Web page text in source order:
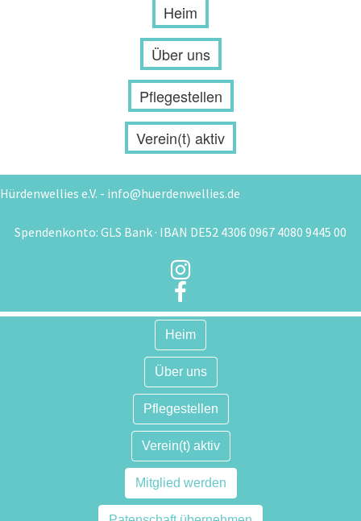
Heim
Über uns
Pflegestellen
Verein(t) aktiv
Hürdenwellies e.V. - info@huerdenwellies.de
Spendenkonto: GLS Bank · IBAN DE52 4306 0967 4080 9445 00


Heim
Über uns
Pflegestellen
Verein(t) aktiv
Mitglied werden